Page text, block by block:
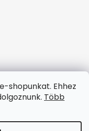
shopunkat. Ehhez
Több